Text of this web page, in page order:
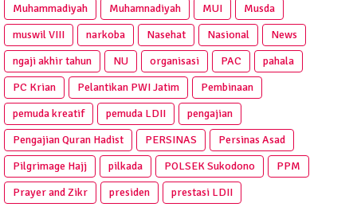
Muhammadiyah
Muhamnadiyah MUI
Musda
muswil VIII
narkoba Nasehat Nasional
News
ngaji akhir tahun
NU organisasi PAC
pahala
PC Krian
Pelantikan PWI Jatim
Pembinaan
pemuda kreatif
pemuda LDII
pengajian
Pengajian Quran Hadist
PERSINAS
Persinas Asad
Pilgrimage Hajj
pilkada POLSEK Sukodono
PPM
Prayer and Zikr
presiden
prestasi LDII